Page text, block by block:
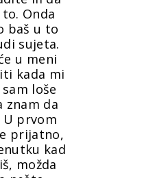
Onda
baš u to
sujeta.
u meni
kada mi
loše
znam da
U prvom
prijatno,
kad
možda